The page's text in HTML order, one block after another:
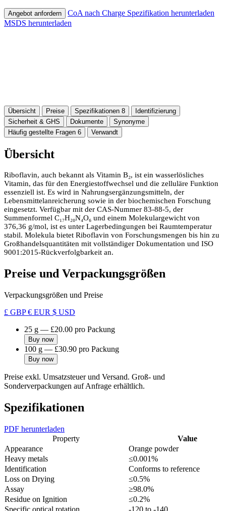
Angebot anfordern CoA nach Charge Spezifikation herunterladen
MSDS herunterladen
Übersicht Preise Spezifikationen 8
Identifizierung
Sicherheit & GHS
Dokumente
Synonyme
Häufig gestellte Fragen 6 Verwandt
Übersicht
Riboflavin, auch bekannt als Vitamin B₂, ist ein wasserlösliches
Vitamin, das für den Energiestoffwechsel und die zelluläre Funktion
essenziell ist. Es wird in Nahrungsergänzungsmitteln, der
Lebensmittelanreicherung sowie in der biochemischen Forschung
eingesetzt. Verfügbar mit der CAS-Nummer 83-88-5, der
Summenformel C₁₇H₂₀N₄O₆ und einem Molekulargewicht von
376,36 g/mol, ist es unter Lagerbedingungen bei Raumtemperatur
stabil. Molekula bietet Riboflavin von Forschungsmengen bis hin zu
Großhandelsquantitäten mit vollständiger Dokumentation und ISO
9001:2015-Rückverfolgbarkeit an.
Preise und Verpackungsgrößen
Verpackungsgrößen und Preise
£ GBP€ EUR $ USD
25 g — £20.00 pro Packung
Buy now
100 g — £30.90 pro Packung
Buy now
Preise exkl. Umsatzsteuer und Versand. Groß- und
Sonderverpackungen auf Anfrage erhältlich.
Spezifikationen
PDF herunterladen
Property
Value
Appearance
Orange powder
Heavy metals
≤0.001%
Identification
Conforms to reference
Loss on Drying
≤0.5%
Assay
≥98.0%
Residue on Ignition
≤0.2%
Specific optical rotation
-120 to -140